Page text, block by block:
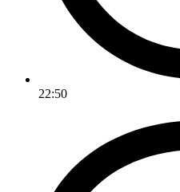
22:50